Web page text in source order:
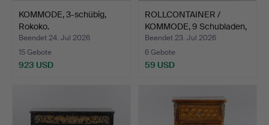
KOMMODE, 3-schübig,
Rokoko.
Beendet 24. Jul 2026
15 Gebote
923 USD
ROLLCONTAINER /
KOMMODE, 9 Schubladen,
"Uf…
Beendet 23. Jul 2026
6 Gebote
59 USD